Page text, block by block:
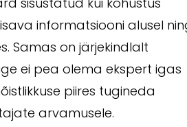
informatsiooni alusel
Samas on järjekindlalt
ei pea olema ekspert igas
piires tugineda
arvamusele.